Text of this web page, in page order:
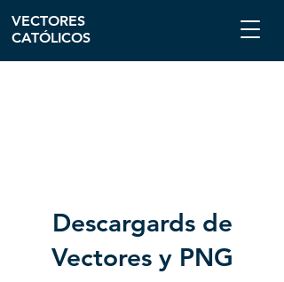
Descargards de
Vectores y PNG
VECTORES
CATÓLICOS